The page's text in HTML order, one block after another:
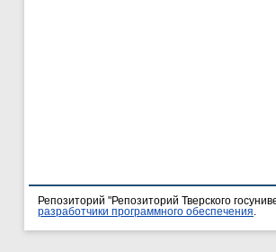
Репозиторий "Репозиторий Тверского
разработчики программного обеспечения